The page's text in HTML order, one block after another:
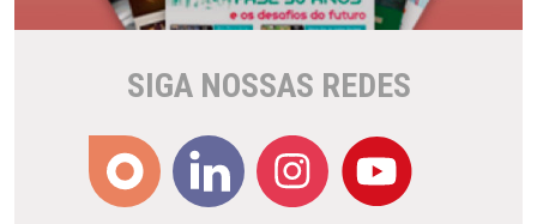
SIGA NOSSAS REDES